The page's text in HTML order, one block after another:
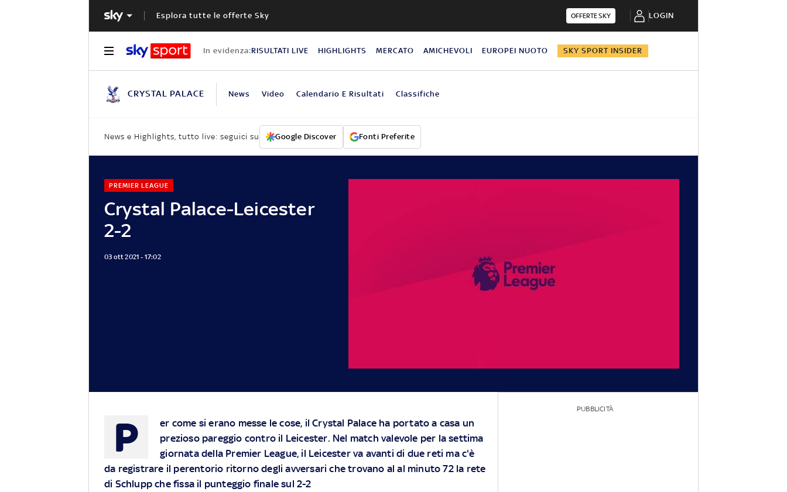
Esplora tutte le offerte Sky OFFERTE SKY LOGIN
In evidenza:RISULTATI LIVE HIGHLIGHTS MERCATO AMICHEVOLI EUROPEI NUOTO SKY SPORT INSIDER
CRYSTAL PALACE News Video Calendario E Risultati Classifiche
News e Highlights, tutto live: seguici su Google Discover Fonti Preferite
Crystal Palace-Leicester
2-2
PREMIER LEAGUE
03 ott 2021 - 17:02
P
er come si erano messe le cose, il Crystal Palace ha portato a casa un
prezioso pareggio contro il Leicester. Nel match valevole per la settima
giornata della Premier League, il Leicester va avanti di due reti ma c'è
da registrare il perentorio ritorno degli avversari che trovano al al minuto 72 la rete
di Schlupp che fissa il punteggio finale sul 2-2
PUBBLICITÀ